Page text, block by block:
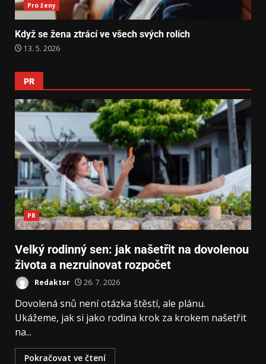
Pro ženy
Když se žena ztrácí ve všech svých rolích
13. 5. 2026
PR
PR
Velký rodinný sen: jak našetřit na dovolenou
života a nezruinovat rozpočet
Redaktor 26. 7. 2026
Dovolená snů není otázka štěstí, ale plánu.
Ukážeme, jak si jako rodina krok za krokem našetřit
na...
Pokračovat ve čtení